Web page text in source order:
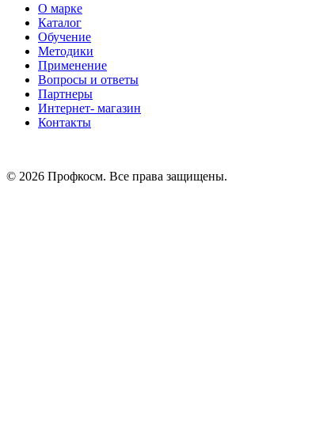
О марке
Каталог
Обучение
Методики
Применение
Вопросы и ответы
Партнеры
Интернет- магазин
Контакты
© 2026 Профкосм. Все права защищены.